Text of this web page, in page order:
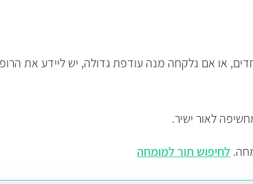
או אם נלקחה מנה עודפת גדולה, יש ליידע את
לאור ישיר.
לחיפוש תור למומחה